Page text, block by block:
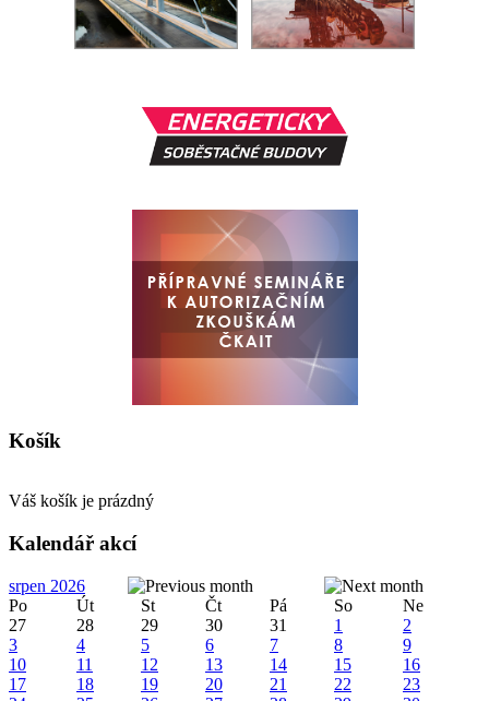
Košík
Váš košík je prázdný
Kalendář akcí
srpen 2026
Po
Út St Čt Pá So
Ne
27
28 29 30 31 1
2
3
4 5 6 7 8
9
10
11 12 13 14 15
16
17
18 19 20 21 22
23